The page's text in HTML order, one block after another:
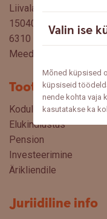
Valin ise
Mõned küpsised
küpsiseid
nende kohta vaja
kasutatakse ka
Liivalaia 34
15040 Tallinn, Estonia
6310 310
Meediale ja partneritele
Tooted
Kodulaenud
Elukindlustus
Pension
Investeerimine
Ärikliendile
Juriidiline info